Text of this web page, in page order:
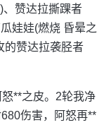
、赞达拉撕踝者
娃娃(燃烧 昏晕之
的赞达拉袭胫者
**之皮。2轮我净
伤害，阿怒再**